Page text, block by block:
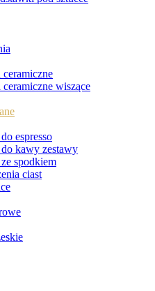
wiszące
espresso
kawy zestawy
spodkiem
ciast